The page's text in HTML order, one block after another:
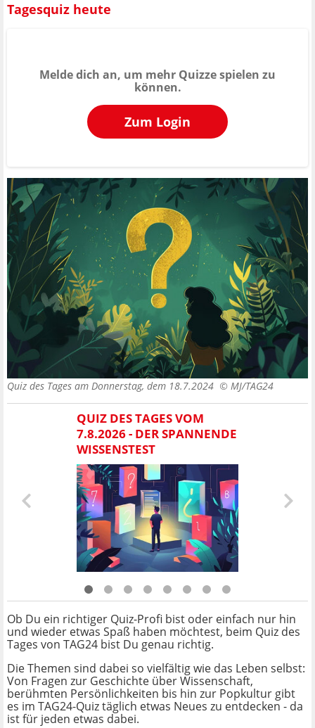
Tagesquiz heute
Melde dich an, um mehr Quizze spielen zu
können.
Zum Login
Quiz des Tages am Donnerstag, dem 18.7.2024 © MJ/TAG24
QUIZ DES TAGES VOM
7.8.2026 - DER SPANNENDE
WISSENSTEST
Ob Du ein richtiger Quiz-Profi bist oder einfach nur hin
und wieder etwas Spaß haben möchtest, beim Quiz des
Tages von TAG24 bist Du genau richtig.
Die Themen sind dabei so vielfältig wie das Leben selbst:
Von Fragen zur Geschichte über Wissenschaft,
berühmten Persönlichkeiten bis hin zur Popkultur gibt
es im TAG24-Quiz täglich etwas Neues zu entdecken - da
ist für jeden etwas dabei.